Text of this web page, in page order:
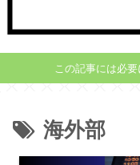
この記事には必
海外部